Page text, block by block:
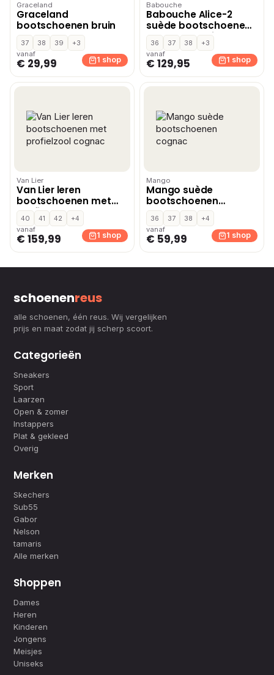
Graceland
Graceland
bootschoenen bruin
37 38 39
+3
vanaf
€ 29,99 1 shop
Babouche
Babouche Alice-2
suède bootschoenen
met panterprint
bruin/zwart
36 37 38
+3
vanaf
€ 129,95 1 shop
Van Lier
Van Lier leren
bootschoenen met
profielzool cognac
40 41 42
+4
vanaf
€ 159,99 1 shop
Mango
Mango suède
bootschoenen
cognac
36 37 38
+4
vanaf
€ 59,99 1 shop
schoenenreus
alle schoenen, één reus. Wij vergelijken
prijs en maat zodat jij scherp scoort.
Categorieën
Sneakers
Sport
Laarzen
Open & zomer
Instappers
Plat & gekleed
Overig
Merken
Skechers
Sub55
Gabor
Nelson
tamaris
Alle merken
Shoppen
Dames
Heren
Kinderen
Jongens
Meisjes
Uniseks